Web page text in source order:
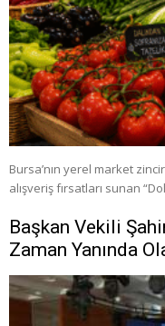
Bursa’nın yerel market
alışveriş fırsatları sunan
Başkan Vekili
Zaman Yanında